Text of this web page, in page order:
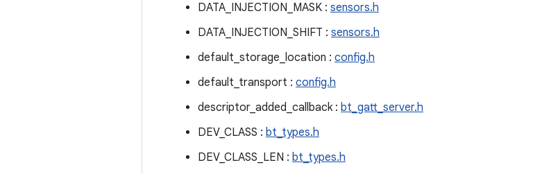
DATA_INJECTION_MASK : sensors.h
DATA_INJECTION_SHIFT : sensors.h
default_storage_location : config.h
default_transport : config.h
descriptor_added_callback : bt_gatt_server.h
DEV_CLASS : bt_types.h
DEV_CLASS_LEN : bt_types.h